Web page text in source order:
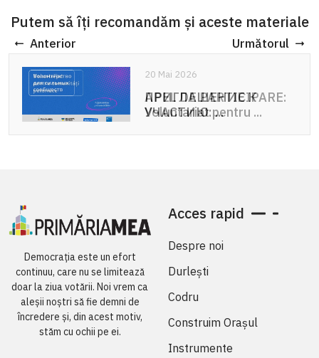
Putem să îți recomandăm și aceste materiale
Anterior Următorul
20 Mai 2026
ПРИГЛАШЕНИЕ К
УЧАСТИЮ: ...
20 Mai 2026
APEL DE PARTICIPARE:
Voluntariat pentru ...
Democrația este un efort
continuu, care nu se limitează
doar la ziua votării. Noi vrem ca
aleșii noștri să fie demni de
încredere și, din acest motiv,
stăm cu ochii pe ei.
Acces rapid
Despre noi
Durlești
Codru
Construim Orașul
Instrumente